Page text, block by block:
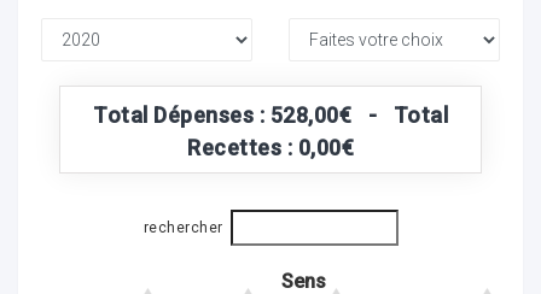
Total Dépenses : 528,00€ - Total
Recettes : 0,00€
rechercher
Sens